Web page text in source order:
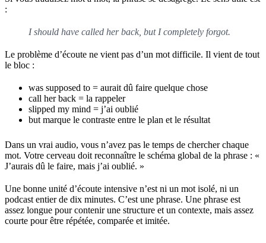
:
I should have called her back, but I completely forgot.
Le problème d’écoute ne vient pas d’un mot difficile. Il vient de tout
le bloc :
was supposed to = aurait dû faire quelque chose
call her back = la rappeler
slipped my mind = j’ai oublié
but marque le contraste entre le plan et le résultat
Dans un vrai audio, vous n’avez pas le temps de chercher chaque
mot. Votre cerveau doit reconnaître le schéma global de la phrase : «
J’aurais dû le faire, mais j’ai oublié. »
Une bonne unité d’écoute intensive n’est ni un mot isolé, ni un
podcast entier de dix minutes. C’est une phrase. Une phrase est
assez longue pour contenir une structure et un contexte, mais assez
courte pour être répétée, comparée et imitée.